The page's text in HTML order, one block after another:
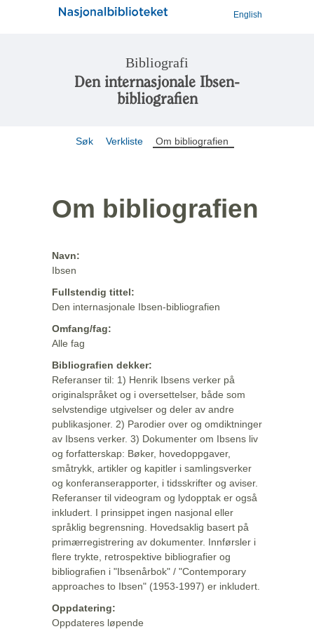
English
Bibliografi
Den internasjonale Ibsen-
bibliografien
Søk Verkliste Om bibliografien
Om bibliografien
Navn:
Ibsen
Fullstendig tittel:
Den internasjonale Ibsen-bibliografien
Omfang/fag:
Alle fag
Bibliografien dekker:
Referanser til: 1) Henrik Ibsens verker på
originalspråket og i oversettelser, både som
selvstendige utgivelser og deler av andre
publikasjoner. 2) Parodier over og omdiktninger
av Ibsens verker. 3) Dokumenter om Ibsens liv
og forfatterskap: Bøker, hovedoppgaver,
småtrykk, artikler og kapitler i samlingsverker
og konferanserapporter, i tidsskrifter og aviser.
Referanser til videogram og lydopptak er også
inkludert. I prinsippet ingen nasjonal eller
språklig begrensning. Hovedsaklig basert på
primærregistrering av dokumenter. Innførsler i
flere trykte, retrospektive bibliografier og
bibliografien i "Ibsenårbok" / "Contemporary
approaches to Ibsen" (1953-1997) er inkludert.
Oppdatering:
Oppdateres løpende